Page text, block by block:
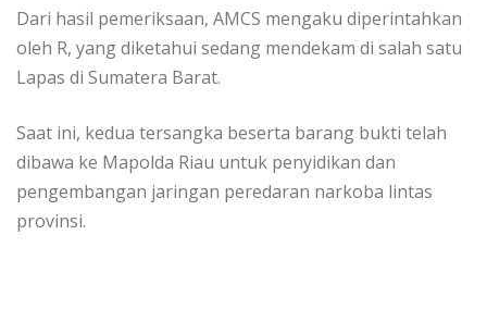
Dari hasil pemeriksaan, AMCS mengaku diperintahkan
oleh R, yang diketahui sedang mendekam di salah satu
Lapas di Sumatera Barat.
Saat ini, kedua tersangka beserta barang bukti telah
dibawa ke Mapolda Riau untuk penyidikan dan
pengembangan jaringan peredaran narkoba lintas
provinsi.